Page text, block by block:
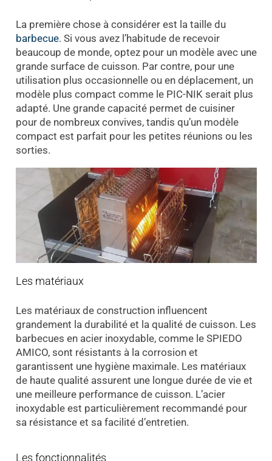
La première chose à considérer est la taille du
barbecue. Si vous avez l’habitude de recevoir
beaucoup de monde, optez pour un modèle avec une
grande surface de cuisson. Par contre, pour une
utilisation plus occasionnelle ou en déplacement, un
modèle plus compact comme le PIC-NIK serait plus
adapté. Une grande capacité permet de cuisiner
pour de nombreux convives, tandis qu’un modèle
compact est parfait pour les petites réunions ou les
sorties.
Les matériaux
Les matériaux de construction influencent
grandement la durabilité et la qualité de cuisson. Les
barbecues en acier inoxydable, comme le SPIEDO
AMICO, sont résistants à la corrosion et
garantissent une hygiène maximale. Les matériaux
de haute qualité assurent une longue durée de vie et
une meilleure performance de cuisson. L’acier
inoxydable est particulièrement recommandé pour
sa résistance et sa facilité d’entretien.
Les fonctionnalités